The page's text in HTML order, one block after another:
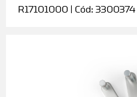
R17101000 | Cód: 3300374